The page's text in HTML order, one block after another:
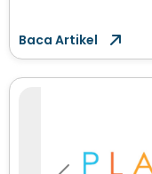
Baca Artikel